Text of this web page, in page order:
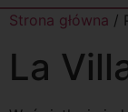
Strona główna /
La